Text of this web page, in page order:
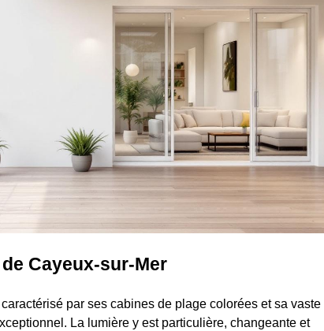
Cayeux-sur-Mer
par ses cabines de plage colorées et sa vaste
La lumière y est particulière, changeante et